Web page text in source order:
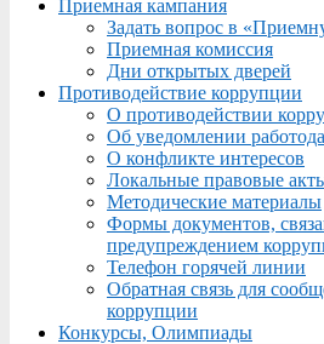
Приемная кампания
Задать вопрос в
Приемная комиссия
Дни открытых дверей
Противодействие коррупции
О противодействии
Об уведомлении
О конфликте интересов
Локальные правовые
Методические материалы
Формы документов,
предупреждением
Телефон горячей линии
Обратная связь для
коррупции
Конкурсы, Олимпиады